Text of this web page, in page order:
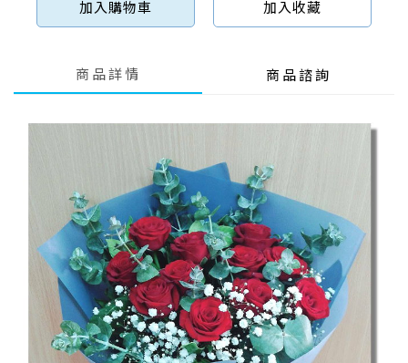
加入購物車 加入收藏
商品詳情 商品諮詢